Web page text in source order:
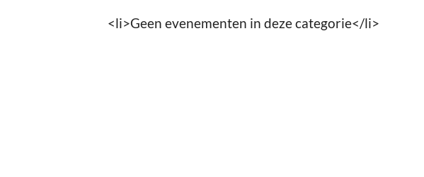
<li>Geen evenementen in deze categorie</li>